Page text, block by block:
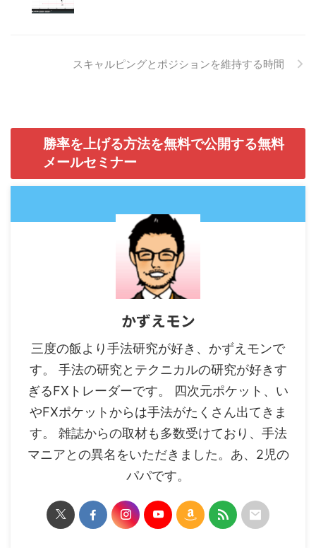
スキャルピングとポジションを維持する時間
勝率を上げる方法を無料で公開する無料
メールセミナー
かずえモン
三度の飯より手法研究が好き、かずえモンで
す。 手法の研究とテクニカルの研究が好きす
ぎるFXトレーダーです。 四次元ポケット、い
やFXポケットからは手法がたくさん出てきま
す。 雑誌からの取材も多数受けており、手法
マニアとの異名をいただきました。あ、2児の
パパです。